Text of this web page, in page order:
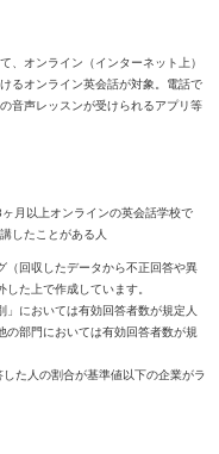
、オンライン（インターネット上）
るオンライン英会話が対象。電話で
音声レッスンが受けられるアプリ等
月以上オンラインの英会話学校で
したことがある人
回収したデータから不正回答や異
た上で作成しています。
においては有効回答者数が規定人
の部門においては有効回答者数が規
た人の割合が基準値以下の企業がラ